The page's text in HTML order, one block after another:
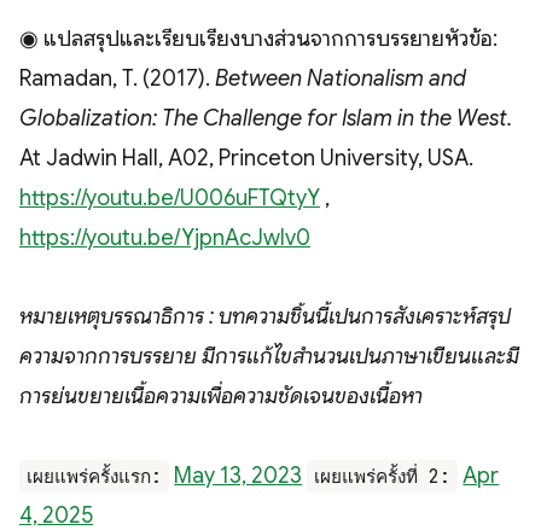
◉ แปลสรุปและเรียบเรียงบางส่วนจากการบรรยายหัวข้อ:
Ramadan, T. (2017). Between Nationalism and
Globalization: The Challenge for Islam in the West.
At Jadwin Hall, A02, Princeton University, USA.
https://youtu.be/U006uFTQtyY ,
https://youtu.be/YjpnAcJwIv0
หมายเหตุบรรณาธิการ : บทความชิ้นนี้เป็นการสังเคราะห์สรุป
ความจากการบรรยาย มีการแก้ไขสำนวนเป็นภาษาเขียนและมี
การย่นขยายเนื้อความเพื่อความชัดเจนของเนื้อหา
เผยแพร่ครั้งแรก: May 13, 2023 เผยแพร่ครั้งที่ 2:
Apr
4, 2025